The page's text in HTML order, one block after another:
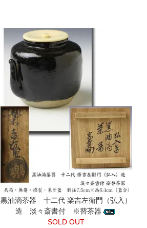
黒油滴茶器 十二代 楽吉左衛門（弘入）
造 淡々斎書付 ※替茶器
SOLD OUT